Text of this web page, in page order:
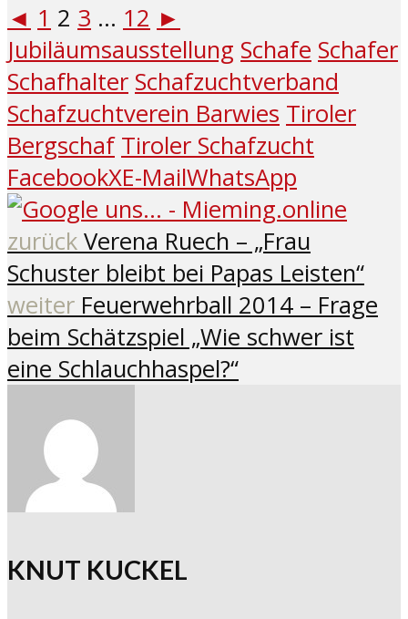
◄ 1 2 3 ... 12 ►
Jubiläumsausstellung Schafe Schafer
Schafhalter Schafzuchtverband
Schafzuchtverein Barwies Tiroler
Bergschaf Tiroler Schafzucht
FacebookXE-MailWhatsApp
zurück Verena Ruech – „Frau
Schuster bleibt bei Papas Leisten“
weiter Feuerwehrball 2014 – Frage
beim Schätzspiel „Wie schwer ist
eine Schlauchhaspel?“
KNUT KUCKEL